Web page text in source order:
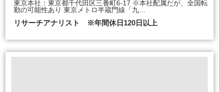
東京本社：東京都千代田区三番町6-17 ※本社配属だが、全国転
勤の可能性あり 東京メトロ半蔵門線「九…
リサーチアナリスト ※年間休日120日以上